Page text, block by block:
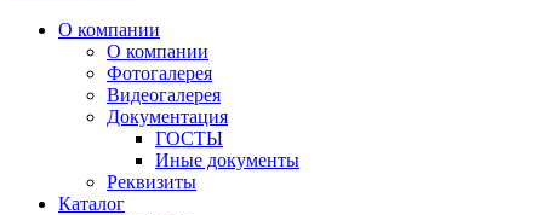
О компании
О компании
Фотогалерея
Видеогалерея
Документация
ГОСТЫ
Иные документы
Реквизиты
Каталог